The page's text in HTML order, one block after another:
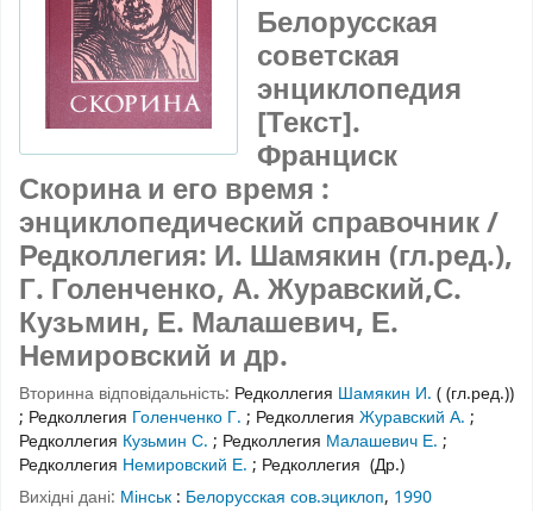
Белорусская
советская
энциклопедия
[Текст].
Франциск
Скорина и его время :
энциклопедический справочник /
Редколлегия: И. Шамякин (гл.ред.),
Г. Голенченко, А. Журавский,С.
Кузьмин, Е. Малашевич, Е.
Немировский и др.
Вторинна відповідальність: Редколлегия Шамякин И. ( (гл.ред.))
; Редколлегия Голенченко Г. ; Редколлегия Журавский А. ;
Редколлегия Кузьмин С. ; Редколлегия Малашевич Е. ;
Редколлегия Немировский Е. ; Редколлегия (Др.)
Вихідні дані: Мінськ : Белорусская сов.эциклоп, 1990